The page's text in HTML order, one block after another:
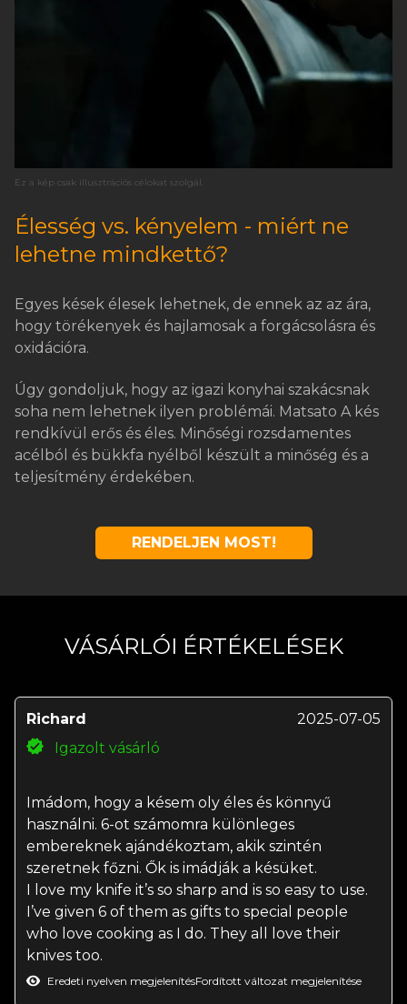
Ez a kép csak illusztrációs célokat szolgál.
Élesség vs. kényelem - miért ne
lehetne mindkettő?
Egyes kések élesek lehetnek, de ennek az az ára,
hogy törékenyek és hajlamosak a forgácsolásra és
oxidációra.
Úgy gondoljuk, hogy az igazi konyhai szakácsnak
soha nem lehetnek ilyen problémái. Matsato A kés
rendkívül erős és éles. Minőségi rozsdamentes
acélból és bükkfa nyélből készült a minőség és a
teljesítmény érdekében.
RENDELJEN MOST!
VÁSÁRLÓI ÉRTÉKELÉSEK
Richard
2025-07-05
Igazolt vásárló
Imádom, hogy a késem oly éles és könnyű
használni. 6-ot számomra különleges
embereknek ajándékoztam, akik szintén
szeretnek főzni. Ők is imádják a késüket.
I love my knife it’s so sharp and is so easy to use.
I’ve given 6 of them as gifts to special people
who love cooking as I do. They all love their
knives too.
Eredeti nyelven megjelenítésFordított változat megjelenítése